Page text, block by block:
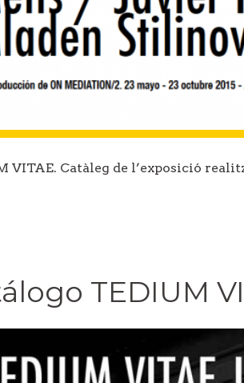
VITAE. Catàleg de l’exposició
TEDIUM